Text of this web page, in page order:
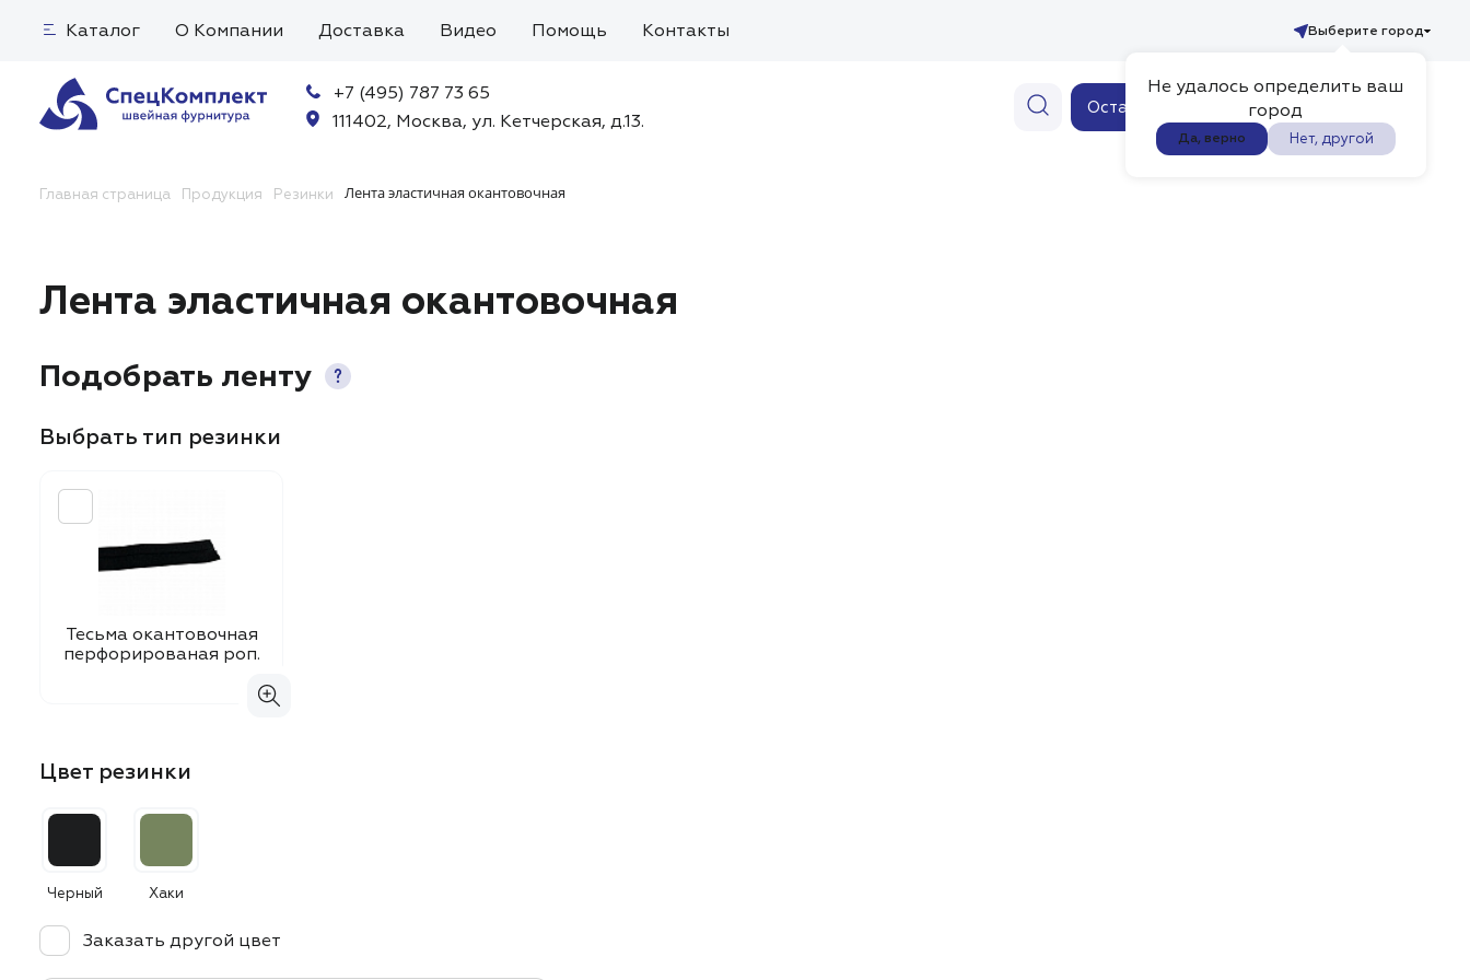
Не удалось определить ваш
город
Да, верно Нет, другой
Каталог О Компании Доставка Видео Помощь Контакты Выберите город
+7 (495) 787 73 65
111402, Москва, ул. Кетчерская, д.13.
Оставить заявку 0
Главная страница Продукция Резинки Лента эластичная окантовочная
Лента эластичная окантовочная
Подобрать ленту
Выбрать тип резинки
Тесьма окантовочная
перфорированая роп.
Цвет резинки
Черный Хаки
Заказать другой цвет